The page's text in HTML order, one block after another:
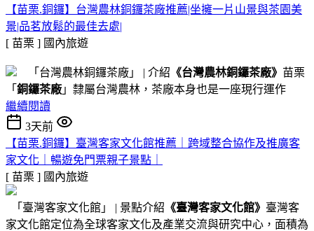
【苗栗.銅鑼】台灣農林銅鑼茶廠推薦|坐擁一片山景與茶園美
景|品茗放鬆的最佳去處|
[ 苗栗 ] 國內旅遊
「台灣農林銅鑼茶廠」 | 介紹 《台灣農林銅鑼茶廠》 苗栗
「 銅鑼茶廠 」隸屬台灣農林，茶廠本身也是一座現行運作
繼續閱讀
3天前
【苗栗.銅鑼】臺灣客家文化館推薦｜跨域整合協作及推廣客
家文化｜暢遊免門票親子景點｜
[ 苗栗 ] 國內旅遊
「臺灣客家文化館」 | 景點介紹 《臺灣客家文化館》 臺灣客
家文化館定位為全球客家文化及產業交流與研究中心，面積為